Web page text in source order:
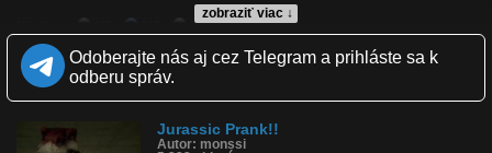
zobraziť viac ↓
LQ
Zverejnené: 27.12.2014 13:44
Páči sa: 47% (177 hlasov)
Obľúbené: 44
Komentárov: 103
Kategória: zábavné
Tagy: sex v aute, brazília, prank, nachytávka, láska, zábava
Odoberajte nás aj cez Telegram a prihláste sa k
odberu správ.
Jurassic Prank!!
Autor: monssi